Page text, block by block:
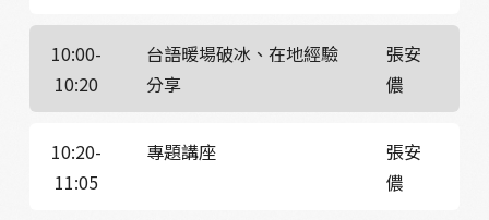
10:00-
10:20
台語暖場破冰、在地經驗
分享
張安
儂
10:20-
11:05
專題講座
張安
儂